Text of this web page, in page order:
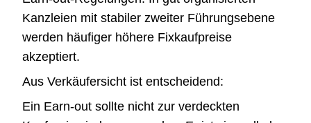
Kanzleien mit stabiler zweiter Führungsebene
werden häufiger höhere Fixkaufpreise
akzeptiert.
Aus Verkäufersicht ist entscheidend:
Ein Earn-out sollte nicht zur verdeckten